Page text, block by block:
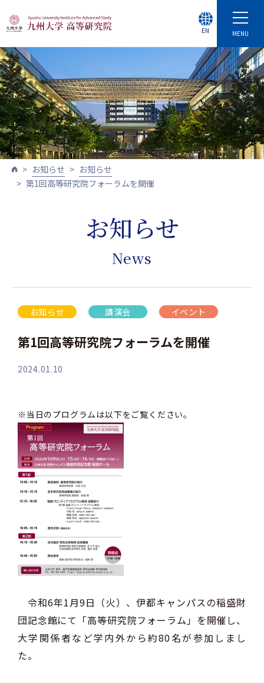
MENU
EN
お知らせ
お知らせ
第1回高等研究院フォーラムを開催
お知らせ
News
お知らせ 講演会 イベント
第1回高等研究院フォーラムを開催
2024.01.10
※当日のプログラムは以下をご覧ください。
令和6年1月9日（火）、伊都キャンパスの稲盛財
団記念館にて「高等研究院フォーラム」を開催し、
大学関係者など学内外から約80名が参加しまし
た。